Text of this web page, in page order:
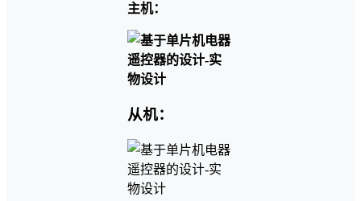
主机：
从机：